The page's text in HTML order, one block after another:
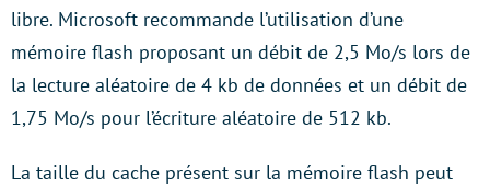
libre. Microsoft recommande l’utilisation d’une
mémoire flash proposant un débit de 2,5 Mo/s lors de
la lecture aléatoire de 4 kb de données et un débit de
1,75 Mo/s pour l’écriture aléatoire de 512 kb.
La taille du cache présent sur la mémoire flash peut